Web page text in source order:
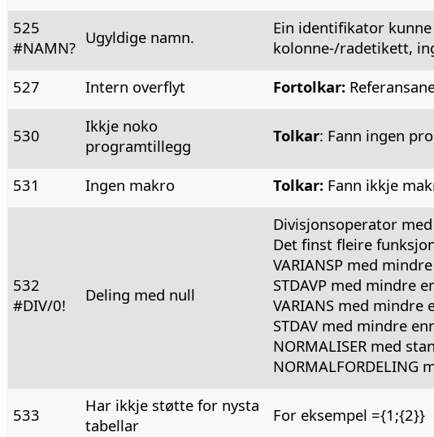
525
#NAMN?
Ugyldige namn.
Ein identifikator
kolonne-/radetikett,
527
Intern overflyt Fortolkar:
530
Ikkje noko
programtillegg
Tolkar: Fann ingen
531 Ingen makro Tolkar:Fann ikkje
532
#DIV/0!
Deling med null
Divisjonsoperator
Det finst fleire
VARIANSP med
STDAVP med mindre
VARIANS med mindre
STDAV med mindre
NORMALISER med
NORMALFORDELING
533
Har ikkje støtte for nysta
tabellar
For eksempel ={1;{2}}